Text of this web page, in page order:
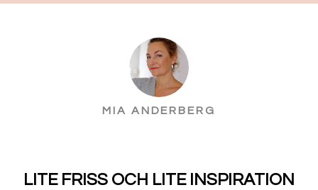
MIA ANDERBERG
LITE FRISS OCH LITE INSPIRATION